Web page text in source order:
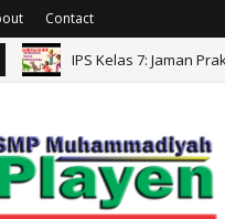
Contact
IPS Kelas 7: Jaman